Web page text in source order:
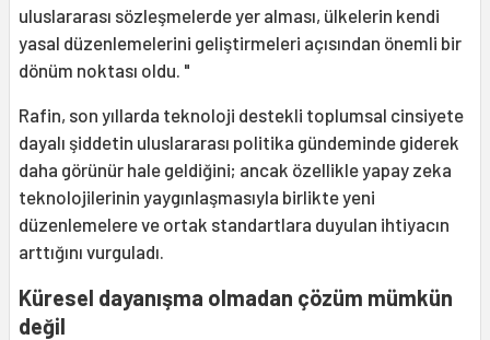
uluslararası sözleşmelerde yer alması, ülkelerin kendi
yasal düzenlemelerini geliştirmeleri açısından önemli bir
dönüm noktası oldu. "
Rafin, son yıllarda teknoloji destekli toplumsal cinsiyete
dayalı şiddetin uluslararası politika gündeminde giderek
daha görünür hale geldiğini; ancak özellikle yapay zeka
teknolojilerinin yaygınlaşmasıyla birlikte yeni
düzenlemelere ve ortak standartlara duyulan ihtiyacın
arttığını vurguladı.
Küresel dayanışma olmadan çözüm mümkün
değil